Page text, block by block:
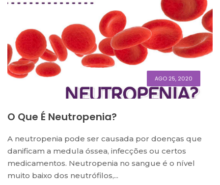
AGO 25, 2020
O Que É Neutropenia?
A neutropenia pode ser causada por doenças que
danificam a medula óssea, infecções ou certos
medicamentos. Neutropenia no sangue é o nível
muito baixo dos neutrófilos,...